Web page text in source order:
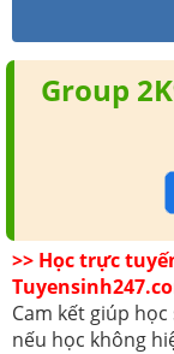
Group
>> Học trực
Cam kết giúp
nếu học không